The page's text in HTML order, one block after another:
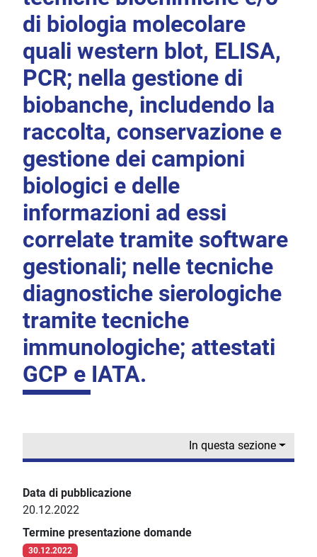
di biologia molecolare
quali western blot, ELISA,
PCR; nella gestione di
biobanche, includendo la
raccolta, conservazione e
gestione dei campioni
biologici e delle
informazioni ad essi
correlate tramite software
gestionali; nelle tecniche
diagnostiche sierologiche
tramite tecniche
immunologiche; attestati
GCP e IATA.
In questa sezione
Data di pubblicazione
20.12.2022
Termine presentazione domande
30.12.2022